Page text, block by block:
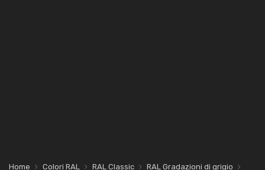
Home Colori RAL RAL Classic
RAL Gradazioni di grigio